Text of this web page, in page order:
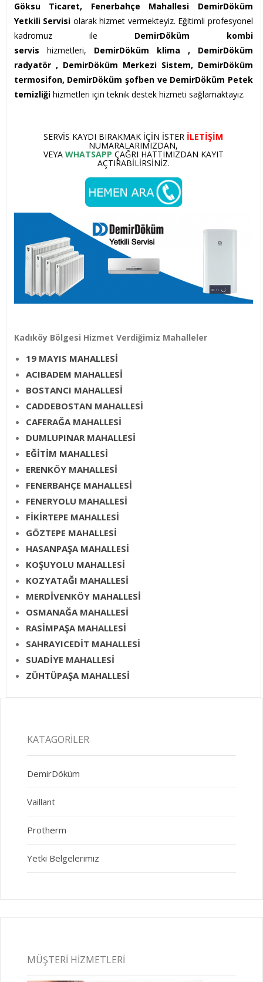
Göksu Ticaret, Fenerbahçe Mahallesi DemirDöküm
Yetkili Servisi olarak hizmet vermekteyiz. Eğitimli profesyonel
kadromuz ile DemirDöküm kombi
servis hizmetleri, DemirDöküm klima , DemirDöküm
radyatör , DemirDöküm Merkezi Sistem, DemirDöküm
termosifon, DemirDöküm şofben ve DemirDöküm Petek
temizliğihizmetleri için teknik destek hizmeti sağlamaktayız.
SERVIS KAYDI BIRAKMAK IÇIN ISTER ILETIŞIM
NUMARALARIMIZDAN,
VEYA WHATSAPP ÇAĞRI HATTIMIZDAN KAYIT
AÇTIRABILIRSINIZ.
Kadıköy Bölgesi Hizmet Verdiğimiz Mahalleler
19 MAYIS MAHALLESİ
ACIBADEM MAHALLESİ
BOSTANCI MAHALLESİ
CADDEBOSTAN MAHALLESİ
CAFERAĞA MAHALLESİ
DUMLUPINAR MAHALLESİ
EĞİTİM MAHALLESİ
ERENKÖY MAHALLESİ
FENERBAHÇE MAHALLESİ
FENERYOLU MAHALLESİ
FİKİRTEPE MAHALLESİ
GÖZTEPE MAHALLESİ
HASANPAŞA MAHALLESİ
KOŞUYOLU MAHALLESİ
KOZYATAĞI MAHALLESİ
MERDİVENKÖY MAHALLESİ
OSMANAĞA MAHALLESİ
RASİMPAŞA MAHALLESİ
SAHRAYICEDİT MAHALLESİ
SUADİYE MAHALLESİ
ZÜHTÜPAŞA MAHALLESİ
KATAGORILER
DemirDöküm
Vaillant
Protherm
Yetki Belgelerimiz
MÜŞTERI HIZMETLERI